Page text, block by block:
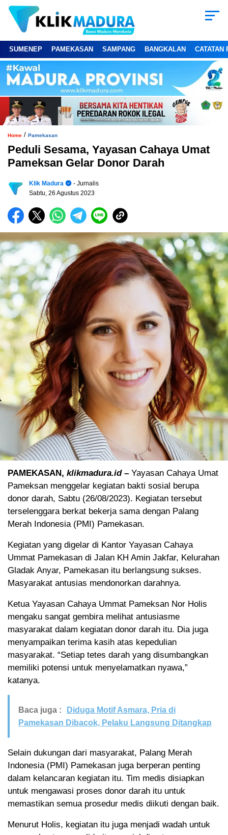
SUMENEP PAMEKASAN SAMPANG BANGKALAN CATATAN
Home / Pamekasan
Peduli Sesama, Yayasan Cahaya Umat
Pameksan Gelar Donor Darah
Klik Madura
- Jurnalis
Sabtu, 26 Agustus 2023
PAMEKASAN, klikmadura.id– Yayasan Cahaya Umat
Pameksan menggelar kegiatan bakti sosial berupa
donor darah, Sabtu (26/08/2023). Kegiatan tersebut
terselenggara berkat bekerja sama dengan Palang
Merah Indonesia (PMI) Pamekasan.
Kegiatan yang digelar di Kantor Yayasan Cahaya
Ummat Pamekasan di Jalan KH Amin Jakfar, Kelurahan
Gladak Anyar, Pamekasan itu berlangsung sukses.
Masyarakat antusias mendonorkan darahnya.
Ketua Yayasan Cahaya Ummat Pameksan Nor Holis
mengaku sangat gembira melihat antusiasme
masyarakat dalam kegiatan donor darah itu. Dia juga
menyampaikan terima kasih atas kepedulian
masyarakat. “Setiap tetes darah yang disumbangkan
memiliki potensi untuk menyelamatkan nyawa,”
katanya.
Baca juga :
Diduga Motif Asmara, Pria di
Pamekasan Dibacok, Pelaku Langsung Ditangkap
Selain dukungan dari masyarakat, Palang Merah
Indonesia (PMI) Pamekasan juga berperan penting
dalam kelancaran kegiatan itu. Tim medis disiapkan
untuk mengawasi proses donor darah itu untuk
memastikan semua prosedur medis diikuti dengan baik.
Menurut Holis, kegiatan itu juga menjadi wadah untuk